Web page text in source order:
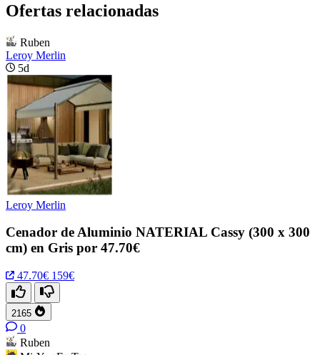
Ofertas relacionadas
Ruben
Leroy Merlin
5d
Leroy Merlin
Cenador de Aluminio NATERIAL Cassy (300 x 300
cm) en Gris por 47.70€
47.70€ 159€
2165
0
Ruben